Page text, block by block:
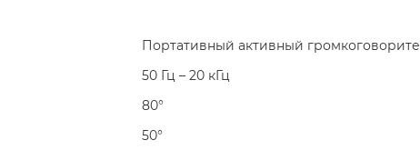
Портативный активный
50 Гц – 20 кГц
80°
50°